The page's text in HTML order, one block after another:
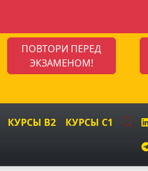
ПОВТОРИ ПЕРЕД
ЭКЗАМЕНОМ!
КУРСЫ B2 КУРСЫ C1